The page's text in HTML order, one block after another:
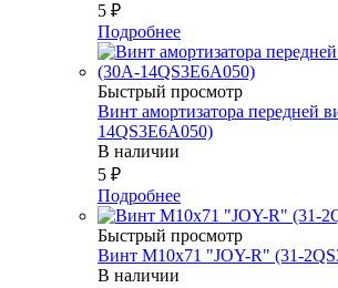
5 ₽
Подробнее
Быстрый просмотр
Винт амортизатора передней
14QS3E6A050)
В наличии
5 ₽
Подробнее
Быстрый просмотр
Винт М10х71 "JOY-R" (31-
В наличии